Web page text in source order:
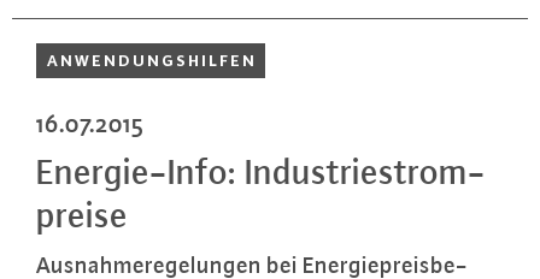
AN­WEN­DUNGS­HIL­FEN
16.07.2015
En­er­gie-In­fo: In­dus­trie­strom­
prei­se
Aus­nah­me­re­ge­lun­gen bei En­er­gie­preis­be­